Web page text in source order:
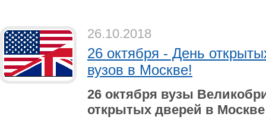
26.10.2018
26 октября - День
вузов в Москве!
26 октября вузы
открытых дверей в